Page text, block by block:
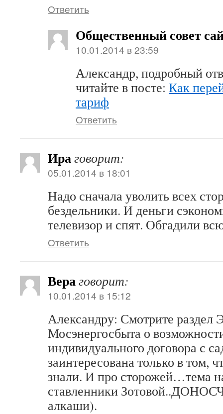
Ответить
Общественный совет
10.01.2014 в 23:59
Александр, подробный
читайте в посте: Как
тариф
Ответить
Ираговорит:
05.01.2014 в 18:01
Надо сначала уволить всех
бездельники. И деньги
телевизор и спят. Обгадили
Ответить
Вераговорит:
10.01.2014 в 15:12
Александру: Смотрите раздел
Мосэнергосбыта о
индивидуального договора с
заинтересована только в том,
знали. И про сторожей…тема
ставленники
алкаши).